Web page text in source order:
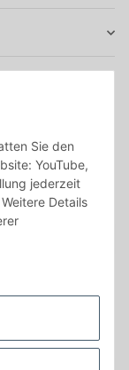
Sie den
YouTube,
jederzeit
Details